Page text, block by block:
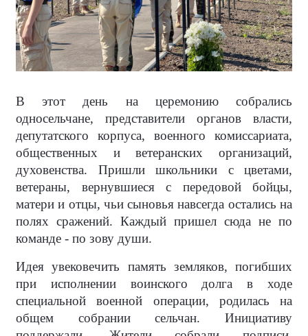
В этот день на церемонию собрались
односельчане, представители органов власти,
депутатского корпуса, военного комиссариата,
общественных и ветеранских организаций,
духовенства. Пришли школьники с цветами,
ветераны, вернувшиеся с передовой бойцы,
матери и отцы, чьи сыновья навсегда остались на
полях сражений. Каждый пришел сюда не по
команде - по зову души.
Идея увековечить память земляков, погибших
при исполнении воинского долга в ходе
специальной военной операции, родилась на
общем собрании сельчан. Инициативу